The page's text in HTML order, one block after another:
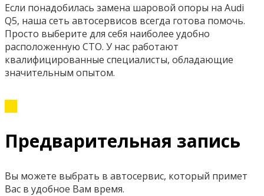
Если понадобилась замена шаровой опоры на Audi
Q5, наша сеть автосервисов всегда готова помочь.
Просто выберите для себя наиболее удобно
расположенную СТО. У нас работают
квалифицированные специалисты, обладающие
значительным опытом.
Предварительная запись
Вы можете выбрать в автосервис, который примет
Вас в удобное Вам время.